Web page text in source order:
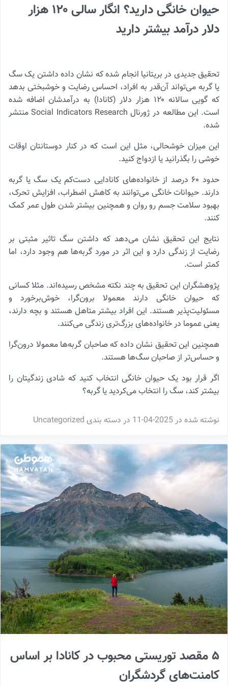
حیوان خانگی دارید؟ انگار سالی ۱۲۰ هزار
دلار درآمد بیشتر دارید
تحقیق جدیدی در بریتانیا انجام شده که نشان داده داشتن یک سگ
یا گربه می‌تواند آن‌قدر به افراد، احساس رضایت و خوشبختی بدهد
که گویی سالانه ۱۲۰ هزار دلار (کانادا) به درآمدشان اضافه شده
است. این مطالعه در ژورنال Social Indicators Research منتشر
شده.
این میزان خوشحالی، مثل این است که در کنار دوستانتان اوقات
خوشی را بگذرانید یا ازدواج کنید.
حدود ۶۰ درصد از خانواده‌های کانادایی دست‌کم یک سگ یا گربه
دارند. حیوانات خانگی می‌توانند به کاهش اضطراب، افزایش تحرک،
بهبود سلامت جسم رو روان و همچنین بیشتر شدن طول عمر کمک
کنند.
نتایج این تحقیق نشان می‌دهد که داشتن سگ تاثیر مثبتی بر
رضایت از زندگی دارد و این اثر در مورد گربه‌ها هم وجود دارد، اما
کمتر است.
پژوهشگران این تحقیق به چند نکته مشخص رسیده‌اند. مثلا کسانی
که حیوان خانگی دارند معمولا برون‌گرا، خوش‌برخورد و
مسئولیت‌پذیر هستند. این افراد بیشتر متاهل هستند و بچه دارند،
یعنی عموما در خانواده‌های بزرگ‌تری زندگی می‌کنند.
همچنین این تحقیق نشان داده که صاحبان گربه‌ها معمولا درون‌گرا
و حساس‌تر از صاحبان سگ‌ها هستند.
اگر قرار بود یک حیوان خانگی انتخاب کنید که شادی زندگیتان را
بیشتر کند، سگ را انتخاب می‌کردید یا گربه؟
نوشته شده در2025-04-11 در دسته بندی Uncategorized
۵ مقصد توریستی محبوب در کانادا بر اساس
کامنت‌های گردشگران